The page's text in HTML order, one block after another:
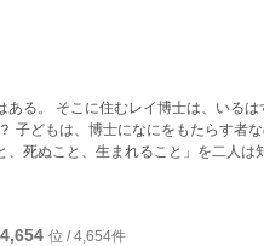
る。 そこに住むレイ博士は、いる
生まれること」を二人は知る。 素敵な表紙絵は
4,654 位 / 4,654件